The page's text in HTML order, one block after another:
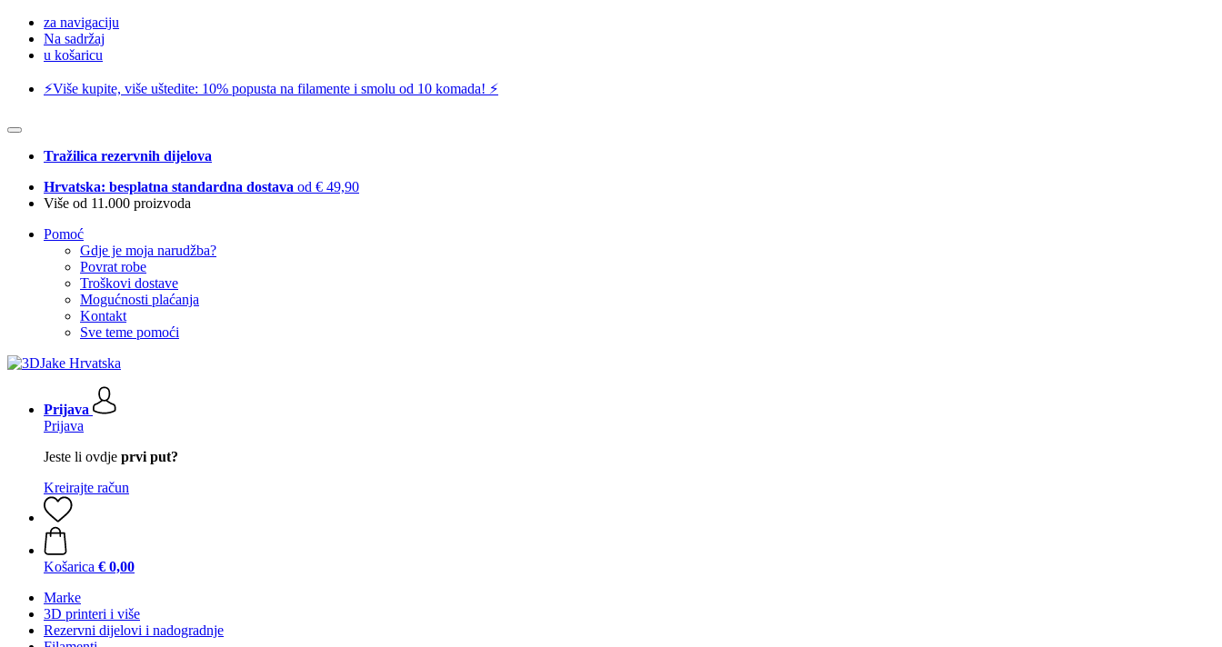
za navigaciju
Na sadržaj
u košaricu
⚡️Više kupite, više uštedite: 10% popusta na filamente i smolu od 10 komada! ⚡️
Tražilica rezervnih dijelova
Hrvatska: besplatna standardna dostava od € 49,90
Više od 11.000 proizvoda
Pomoć
Gdje je moja narudžba?
Povrat robe
Troškovi dostave
Mogućnosti plaćanja
Kontakt
Sve teme pomoći
Prijava
Prijava
Jeste li ovdje prvi put?
Kreirajte račun
Košarica € 0,00
Marke
3D printeri i više
Rezervni dijelovi i nadogradnje